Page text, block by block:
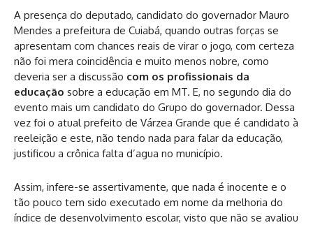
A presença do deputado, candidato do governador Mauro
Mendes a prefeitura de Cuiabá, quando outras forças se
apresentam com chances reais de virar o jogo, com certeza
não foi mera coincidência e muito menos nobre, como
deveria ser a discussão com os profissionais da
educação sobre a educação em MT. E, no segundo dia do
evento mais um candidato do Grupo do governador. Dessa
vez foi o atual prefeito de Várzea Grande que é candidato à
reeleição e este, não tendo nada para falar da educação,
justificou a crônica falta d’agua no município.
Assim, infere-se assertivamente, que nada é inocente e o
tão pouco tem sido executado em nome da melhoria do
índice de desenvolvimento escolar, visto que não se avaliou